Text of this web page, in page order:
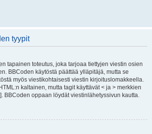
tyypit
tapainen toteutus, joka tarjoaa tiettyjen viestin osien
BBCoden käytöstä päättää ylläpitäjä, mutta se
myös viestikohtaisesti viestin kirjoituslomakkeella.
kaltainen, mutta tagit käyttävät < ja > merkkien
BBCoden oppaan löydät viestinlähetyssivun kautta.